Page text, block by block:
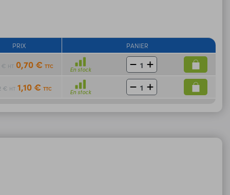
PRIX PANIER
€ HT 0,70 €TTC En stock
€ HT 1,10 € TTC En stock